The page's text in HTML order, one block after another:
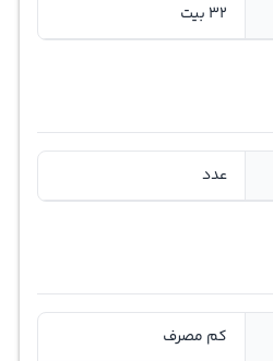
32 بیت
عدد
کم مصرف